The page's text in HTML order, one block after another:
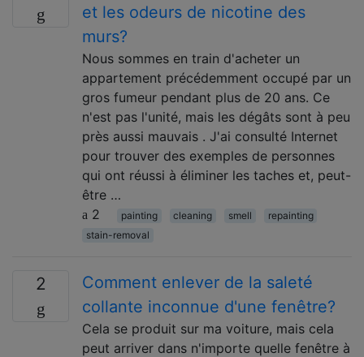
et les odeurs de nicotine des
murs?
Nous sommes en train d'acheter un
appartement précédemment occupé par un
gros fumeur pendant plus de 20 ans. Ce
n'est pas l'unité, mais les dégâts sont à peu
près aussi mauvais . J'ai consulté Internet
pour trouver des exemples de personnes
qui ont réussi à éliminer les taches et, peut-
être …
2
painting cleaning smell
repainting
stain-removal
2
Comment enlever de la saleté
collante inconnue d'une fenêtre?
Cela se produit sur ma voiture, mais cela
peut arriver dans n'importe quelle fenêtre à